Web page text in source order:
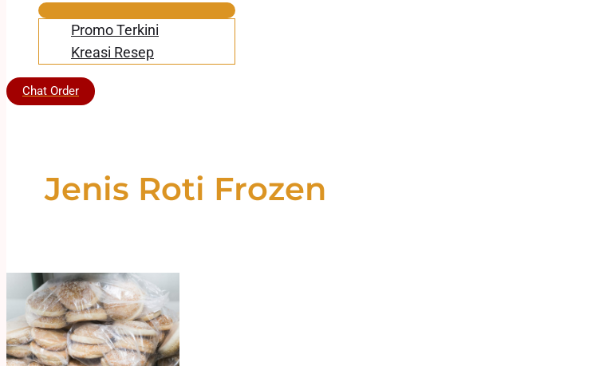
Promo Terkini
Kreasi Resep
Chat Order
Jenis Roti Frozen